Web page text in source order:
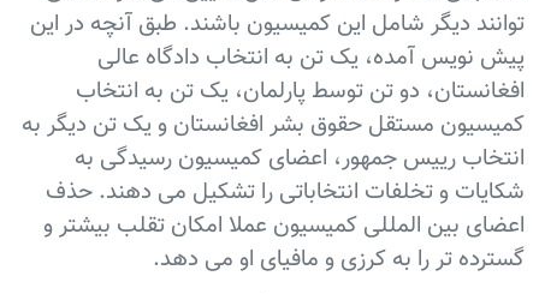
توانند ديگر شامل اين کميسیون باشند. طبق آنچه در اين
پيش نويس آمده، يک تن به انتخاب دادگاه عالی
افغانستان، دو تن توسط پارلمان، يک تن به انتخاب
کميسیون مستقل حقوق بشر افغانستان و يک تن ديگر به
انتخاب رييس جمهور، اعضای کميسیون رسیدگی به
شکایات و تخلفات انتخاباتی را تشکیل می دهند. حذف
اعضای بین المللی کميسیون عملا امکان تقلب بيشتر و
گسترده تر را به کرزی و مافيای او می دهد.